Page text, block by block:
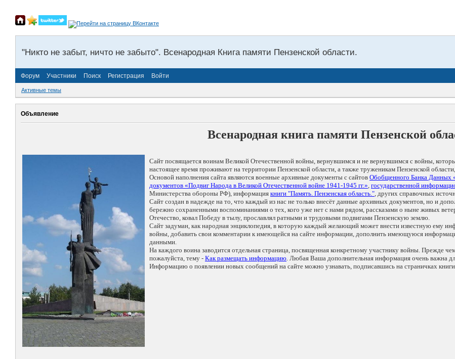
"Никто не забыт, ничто не забыто". Всенародная Книга памяти Пензенской области.
Форум Участники Поиск Регистрация Войти
Активные темы
Объявление
Всенародная книга памяти Пензенской
Сайт посвящается воинам Великой Отечественной войны, вернувшимся и не вернувшимся с войны,
настоящее время проживают на территории Пензенской области, а также труженикам Пензенской
Основой наполнения сайта являются военные архивные документы с сайтов Обобщенного Банка Данных
документов «Подвиг Народа в Великой Отечественной войне 1941-1945 гг.», государственной
Министерства обороны РФ), информация книги "Память. Пензенская область.", других справочных
Сайт создан в надежде на то, что каждый из нас не только внесёт данные архивных документов, но и
бережно сохраненными воспоминаниями о тех, кого уже нет с нами рядом, рассказами о ныне живых
Отечество, ковал Победу в тылу, прославлял ратными и трудовыми подвигами Пензенскую землю.
Сайт задуман, как народная энциклопедия, в которую каждый желающий может внести известную ему
войны, добавить свои комментарии к имеющейся на сайте информации, дополнить имеющуюся
данными.
На каждого воина заводится отдельная страница, посвященная конкретному участнику войны. Прежде
пожалуйста, тему - Как размещать информацию. Любая Ваша дополнительная информация очень важна
Информацию о появлении новых сообщений на сайте можно узнавать, подписавшись на страничках